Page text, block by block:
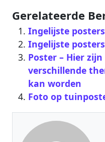
Gerelateerde
Ingelijste
Ingelijste posters
Poster – Hier
verschillende
kan worden
Foto op